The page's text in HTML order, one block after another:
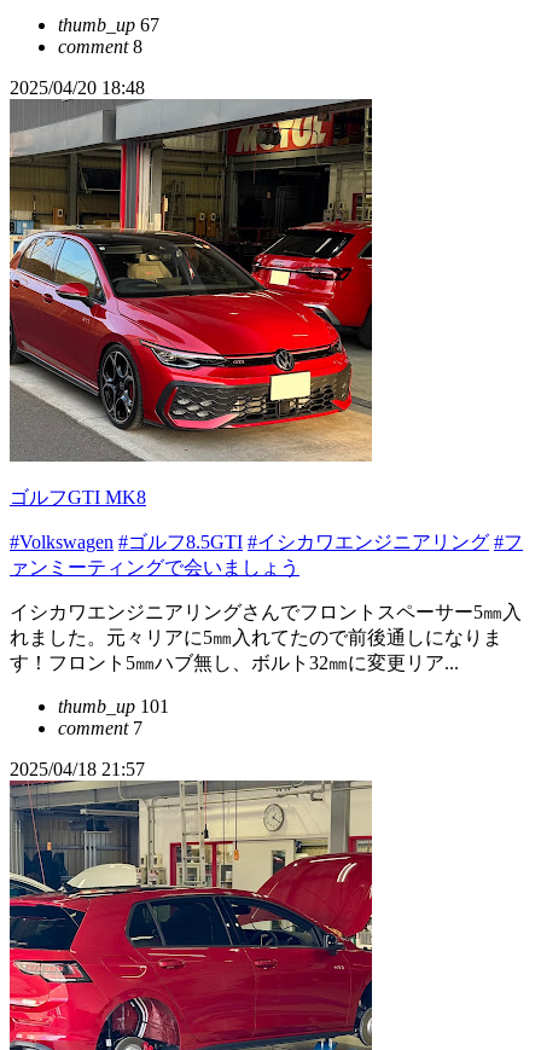
thumb_up 67
comment8
2025/04/20 18:48
ゴルフGTI MK8
#Volkswagen #ゴルフ8.5GTI #イシカワエンジニアリング #フ
ァンミーティングで会いましょう
イシカワエンジニアリングさんでフロントスペーサー5㎜入
れました。元々リアに5㎜入れてたので前後通しになりま
す！フロント5㎜ハブ無し、ボルト32㎜に変更リア...
thumb_up 101
comment7
2025/04/18 21:57